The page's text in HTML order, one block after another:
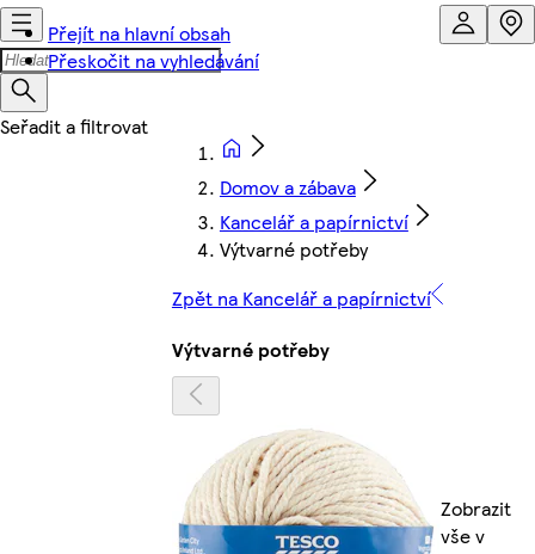
Přejít na hlavní obsah
Přeskočit na vyhledávání
Domov a zábava
Kancelář a papírnictví
Výtvarné potřeby
Zpět na Kancelář a papírnictví
Výtvarné potřeby
Zobrazit
vše v